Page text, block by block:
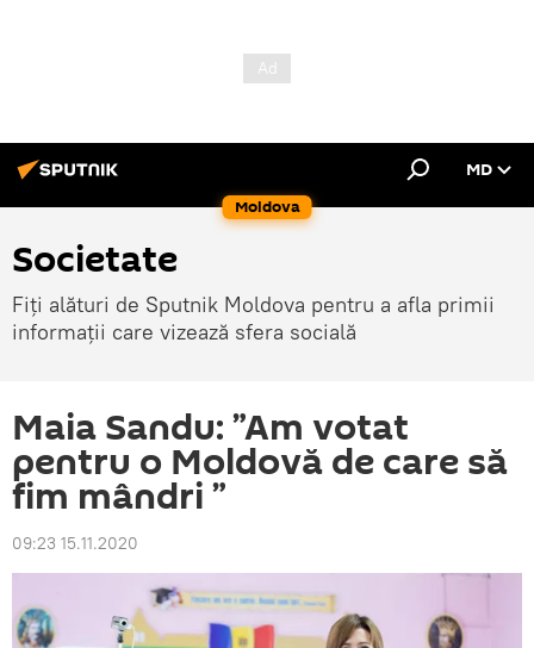
Moldova
MD
Societate
Fiți alături de Sputnik Moldova pentru a afla primii
informații care vizează sfera socială
Maia Sandu: ”Am votat
pentru o Moldovă de care să
fim mândri ”
09:23 15.11.2020